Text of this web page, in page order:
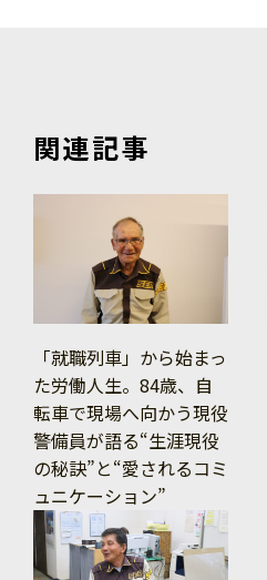
関連記事
「就職列車」から始まっ
た労働人生。84歳、自
転車で現場へ向かう現役
警備員が語る“生涯現役
の秘訣”と“愛されるコミ
ュニケーション”